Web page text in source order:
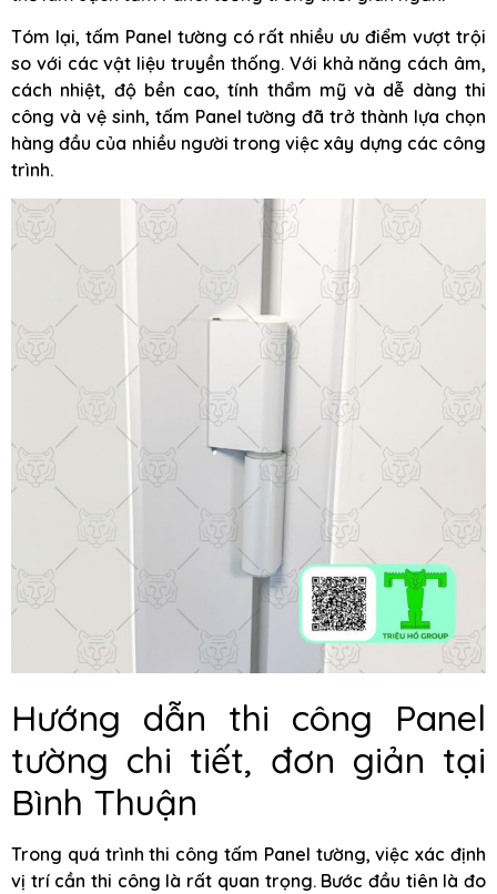
Tóm lại, tấm Panel tường có rất nhiều ưu điểm vượt trội
so với các vật liệu truyền thống. Với khả năng cách âm,
cách nhiệt, độ bền cao, tính thẩm mỹ và dễ dàng thi
công và vệ sinh, tấm Panel tường đã trở thành lựa chọn
hàng đầu của nhiều người trong việc xây dựng các công
trình.
Hướng dẫn thi công Panel
tường chi tiết, đơn giản tại
Bình Thuận
Trong quá trình thi công tấm Panel tường, việc xác định
vị trí cần thi công là rất quan trọng. Bước đầu tiên là đo